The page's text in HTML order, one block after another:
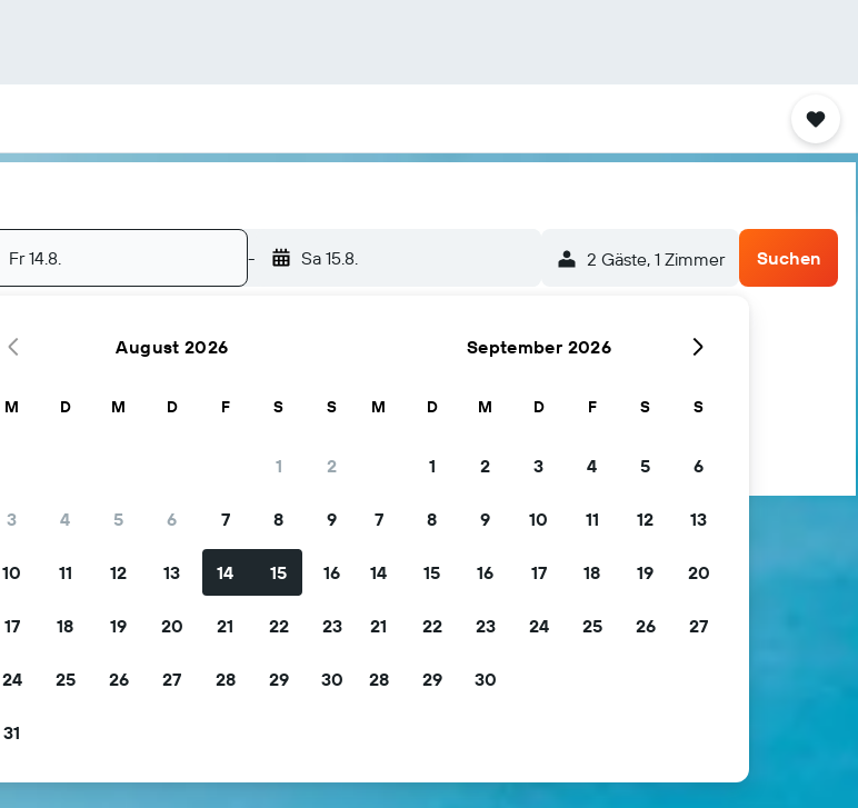
Fr 14.8. - Sa 15.8. 2 Gäste, 1 Zimmer Suchen
August 2026
M D M D F S S
1 2
3 4 5 6 7 8 9
10 11 12 13 14 15 16
17 18 19 20 21 22 23
24 25 26 27 28 29 30
31
September 2026
M D M D F S S
1 2 3 4 5 6
7 8 9 10 11 12 13
14 15 16 17 18 19 20
21 22 23 24 25 26 27
28 29 30